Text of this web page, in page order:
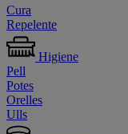
Cura
Repelente
Higiene
Pell
Potes
Orelles
Ulls